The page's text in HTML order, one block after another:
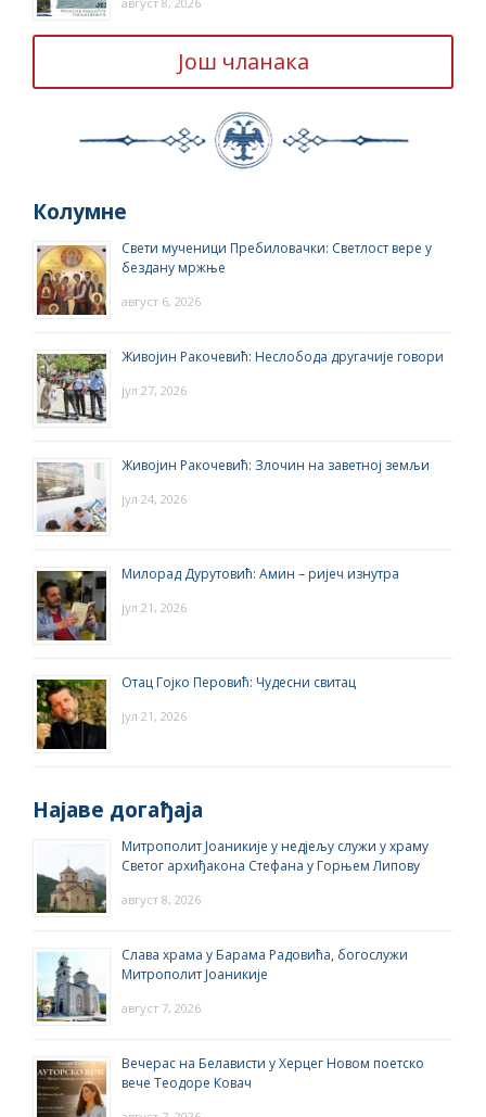
Још чланака
Колумне
Свети мученици Пребиловачки: Светлост вере у
бездану мржње
август 6, 2026
Живојин Ракочевић: Неслобода другачије говори
јул 27, 2026
Живојин Ракочевић: Злочин на заветној земљи
јул 24, 2026
Милорад Дурутовић: Амин – ријеч изнутра
јул 21, 2026
Отац Гојко Перовић: Чудесни свитац
јул 21, 2026
Најаве догађаја
Митрополит Јоаникије у недјељу служи у храму
Светог архиђакона Стефана у Горњем Липову
август 8, 2026
Слава храма у Барама Радовића, богослужи
Митрополит Јоаникије
август 7, 2026
Вечерас на Белависти у Херцег Новом поетско
вече Теодоре Ковач